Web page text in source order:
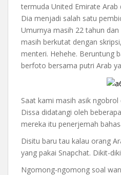
termuda United Emirate Arab
Dia menjadi salah satu
Umurnya masih 22 tahun
masih berkutat dengan
menteri. Hehehe. Beruntung
berfoto bersama putri Arab
Saat kami masih asik
Dissa didatangi oleh
mereka itu penerjemah
Disitu baru tau kalau orang
yang pakai Snapchat. Dikit-
Ngomong-ngomong soal